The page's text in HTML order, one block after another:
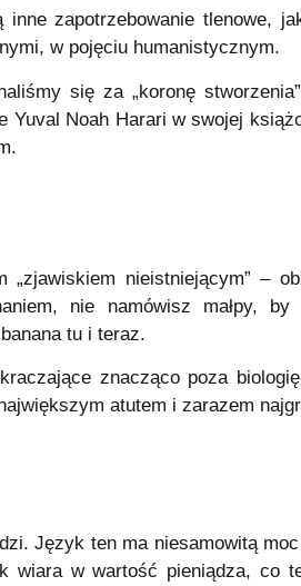
zapotrzebowanie tlenowe,
w pojęciu humanistycznym.
się za „koronę
Noah Harari w swojej
nieistniejącym” –
nie namówisz małpy, by
tu i teraz.
znacząco poza
atutem i zarazem
Język ten ma niesamowitą
wiara w wartość pieniądza, co